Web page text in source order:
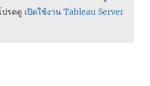
ปรดดู เปิดใช้งาน Tableau Server